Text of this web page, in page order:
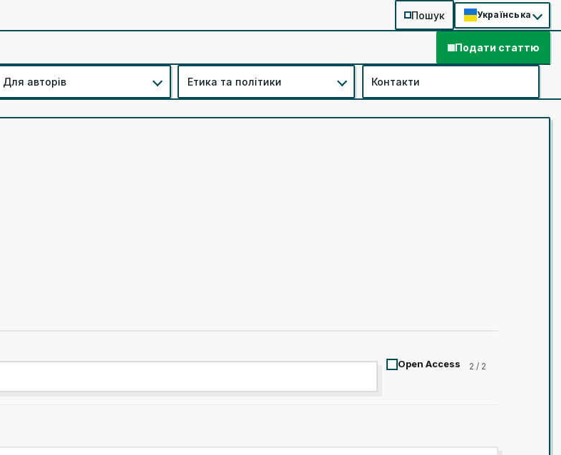
Пошук Українська
Подати статтю
Для авторів Етика та політики Контакти
Open Access 2 / 2